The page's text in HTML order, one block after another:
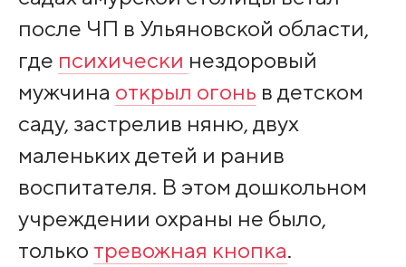
после ЧП в Ульяновской области,
где психически нездоровый
мужчина открыл огонь в детском
саду, застрелив няню, двух
маленьких детей и ранив
воспитателя. В этом дошкольном
учреждении охраны не было,
только тревожная кнопка.